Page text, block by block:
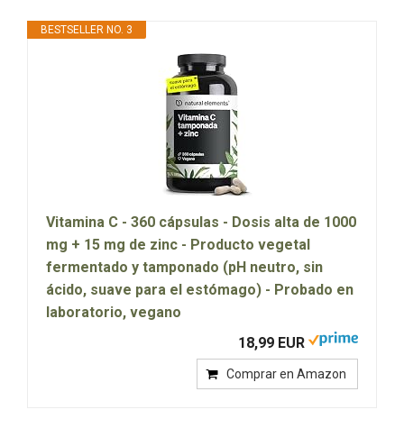
BESTSELLER NO. 3
Vitamina C - 360 cápsulas - Dosis alta de 1000
mg + 15 mg de zinc - Producto vegetal
fermentado y tamponado (pH neutro, sin
ácido, suave para el estómago) - Probado en
laboratorio, vegano
18,99 EUR
Comprar en Amazon